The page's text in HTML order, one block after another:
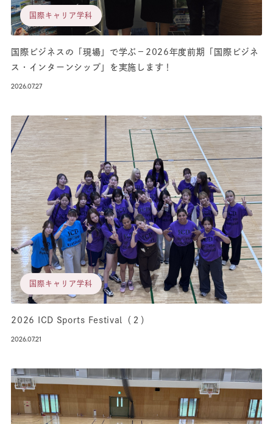
国際キャリア学科
国際ビジネスの「現場」で学ぶ－2026年度前期「国際ビジネ
ス・インターンシップ」を実施します！
2026.07.27
国際キャリア学科
2026 ICD Sports Festival（２）
2026.07.21